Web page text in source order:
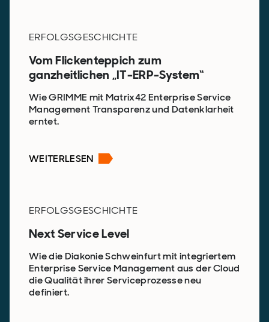
ERFOLGSGESCHICHTE
Vom Flickenteppich zum
ganzheitlichen „IT-ERP-System“
Wie GRIMME mit Matrix42 Enterprise Service
Management Transparenz und Datenklarheit
erntet.
WEITERLESEN
ERFOLGSGESCHICHTE
Next Service Level
Wie die Diakonie Schweinfurt mit integriertem
Enterprise Service Management aus der Cloud
die Qualität ihrer Serviceprozesse neu
definiert.